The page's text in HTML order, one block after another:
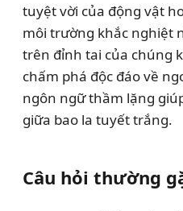
tuyệt vời của động vật
môi trường khắc nghiệt
trên đỉnh tai của chúng
chấm phá độc đáo về
ngôn ngữ thầm lặng
giữa bao la tuyết trắng.
Câu hỏi thường